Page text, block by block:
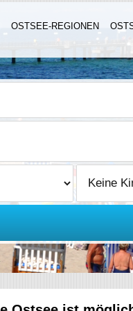
OSTSEE-REGIONEN